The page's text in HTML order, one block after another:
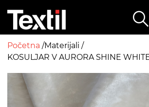
Početna Materijali
KOSULJAR V AURORA SHINE